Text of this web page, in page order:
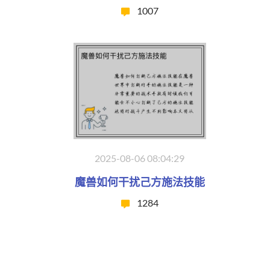
1007
2025-08-06 08:04:29
魔兽如何干扰己方施法技能
1284